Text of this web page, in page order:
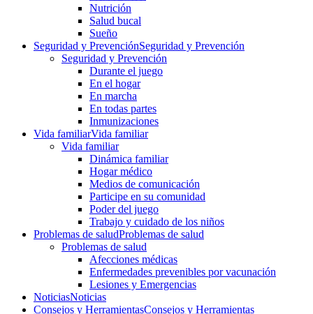
Nutrición
Salud bucal
Sueño
Seguridad y PrevenciónSeguridad y Prevención
Seguridad y Prevención
Durante el juego
En el hogar
En marcha
En todas partes
Inmunizaciones
Vida familiarVida familiar
Vida familiar
Dinámica familiar
Hogar médico
Medios de comunicación
Participe en su comunidad
Poder del juego
Trabajo y cuidado de los niños
Problemas de saludProblemas de salud
Problemas de salud
Afecciones médicas
Enfermedades prevenibles por vacunación
Lesiones y Emergencias
NoticiasNoticias
Consejos y HerramientasConsejos y Herramientas